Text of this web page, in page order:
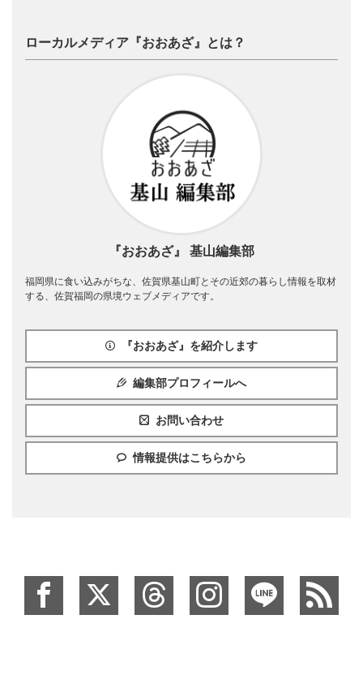
ローカルメディア『おおあざ』とは？
『おおあざ』 基山編集部
福岡県に食い込みがちな、佐賀県基山町とその近郊の暮らし情報を取材
する、佐賀福岡の県境ウェブメディアです。
『おおあざ』を紹介します
編集部プロフィールへ
お問い合わせ
情報提供はこちらから